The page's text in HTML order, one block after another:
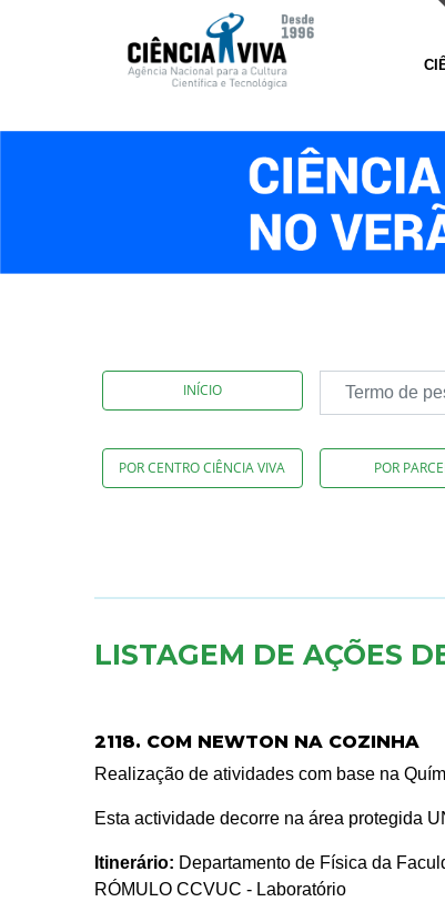
INÍCIO
POR CENTRO CIÊNCIA VIVA POR
LISTAGEM DE AÇÕES
2118. COM NEWTON NA COZINHA
Realização de atividades com base na
Esta actividade decorre na área protegida
Itinerário: Departamento de Física da
RÓMULO CCVUC - Laboratório